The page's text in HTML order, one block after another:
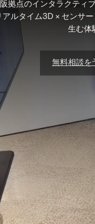
拠点のインタラクティ
アルタイム3D × センサ
生む体
無料相談を